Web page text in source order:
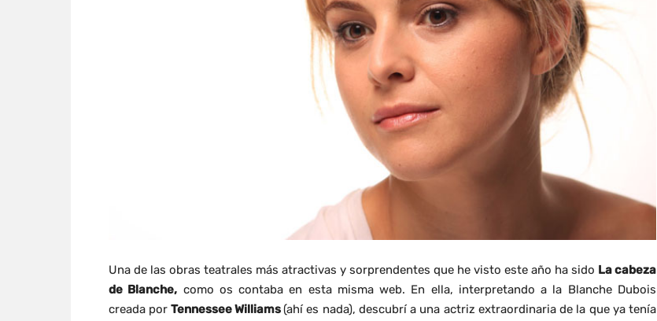
Una de las obras teatrales más atractivas y sorprendentes que he visto este año ha sido La cabeza
de Blanche, como os contaba en esta misma web. En ella, interpretando a la Blanche Dubois
creada por Tennessee Williams(ahí es nada), descubrí a una actriz extraordinaria de la que ya tenía